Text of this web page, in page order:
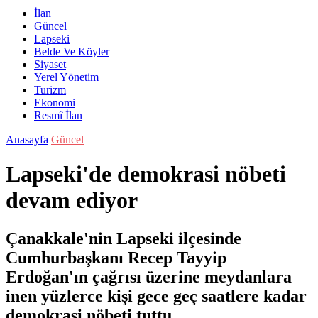
İlan
Güncel
Lapseki
Belde Ve Köyler
Siyaset
Yerel Yönetim
Turizm
Ekonomi
Resmî İlan
Anasayfa Güncel
Lapseki'de demokrasi nöbeti
devam ediyor
Çanakkale'nin Lapseki ilçesinde
Cumhurbaşkanı Recep Tayyip
Erdoğan'ın çağrısı üzerine meydanlara
inen yüzlerce kişi gece geç saatlere kadar